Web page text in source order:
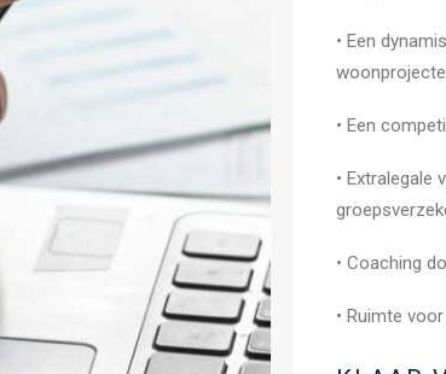
• Een
• Een
• Extralegale
• Coaching
• Ruimte